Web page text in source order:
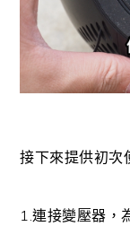
接下來提供初次
1.連接變壓器，